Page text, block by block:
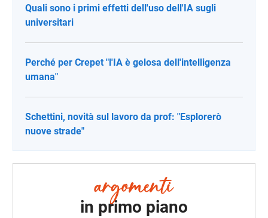
Quali sono i primi effetti dell'uso dell'IA sugli
universitari
Perché per Crepet "l'IA è gelosa dell'intelligenza
umana"
Schettini, novità sul lavoro da prof: "Esplorerò
nuove strade"
in primo piano